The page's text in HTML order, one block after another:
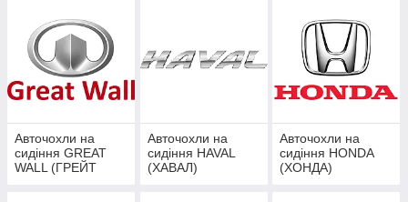
Авточохли на
сидіння GREAT
WALL (ГРЕЙТ
Авточохли на
сидіння HAVAL
(ХАВАЛ)
Авточохли на
сидіння HONDA
(ХОНДА)